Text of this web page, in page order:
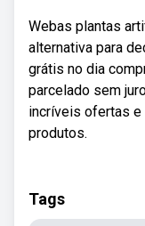
Webas plantas
alternativa para
grátis no dia
parcelado sem
incríveis ofertas
produtos.
Tags